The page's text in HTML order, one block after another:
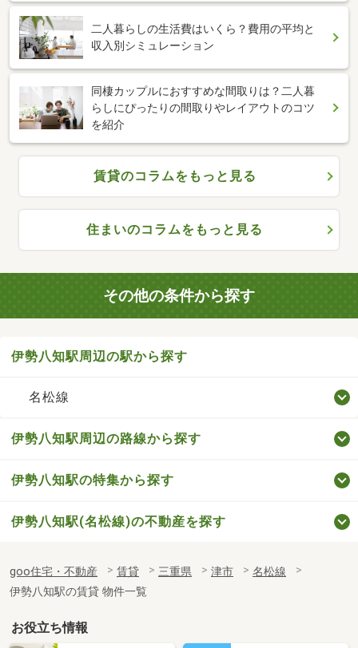
二人暮らしの生活費はいくら？費用の平均と
収入別シミュレーション
同棲カップルにおすすめな間取りは？二人暮
らしにぴったりの間取りやレイアウトのコツ
を紹介
賃貸のコラムをもっと見る
住まいのコラムをもっと見る
その他の条件から探す
伊勢八知駅周辺の駅から探す
名松線
伊勢八知駅周辺の路線から探す
伊勢八知駅の特集から探す
伊勢八知駅(名松線)の不動産を探す
goo住宅・不動産 賃貸 三重県 津市
名松線
伊勢八知駅の賃貸 物件一覧
お役立ち情報